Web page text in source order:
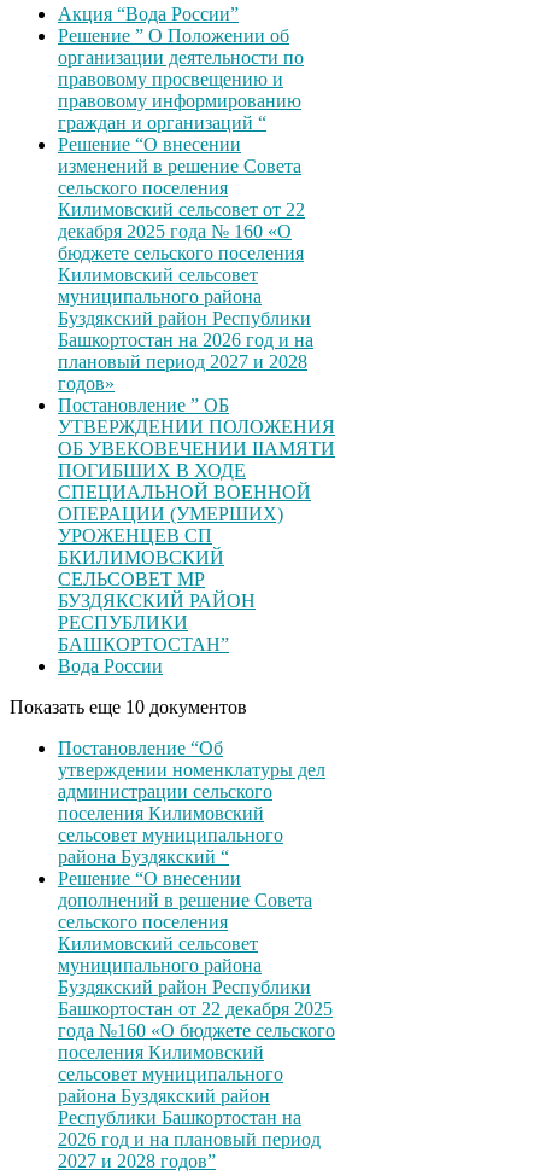
Акция “Вода России”
Решение ” О Положении об
организации деятельности по
правовому просвещению и
правовому информированию
граждан и организаций “
Решение “О внесении
изменений в решение Совета
сельского поселения
Килимовский сельсовет от 22
декабря 2025 года № 160 «О
бюджете сельского поселения
Килимовский сельсовет
муниципального района
Буздякский район Республики
Башкортостан на 2026 год и на
плановый период 2027 и 2028
годов»
Постановление ” ОБ
УТВЕРЖДЕНИИ ПОЛОЖЕНИЯ
ОБ УВЕКОВЕЧЕНИИ ІІАМЯТИ
ПОГИБШИХ В ХОДЕ
СПЕЦИАЛЬНОЙ ВОЕННОЙ
ОПЕРАЦИИ (УМЕРШИХ)
УРОЖЕНЦЕВ CП
БКИЛИМОВСКИЙ
СЕЛЬСОВЕТ МР
БУЗДЯКСКИЙ РАЙОН
РЕСПУБЛИКИ
БАШКОРТОСТАН”
Вода России
Показать еще 10 документов
Постановление “Об
утверждении номенклатуры дел
администрации сельского
поселения Килимовский
сельсовет муниципального
района Буздякский “
Решение “О внесении
дополнений в решение Совета
сельского поселения
Килимовский сельсовет
муниципального района
Буздякский район Республики
Башкортостан от 22 декабря 2025
года №160 «О бюджете сельского
поселения Килимовский
сельсовет муниципального
района Буздякский район
Республики Башкортостан на
2026 год и на плановый период
2027 и 2028 годов”